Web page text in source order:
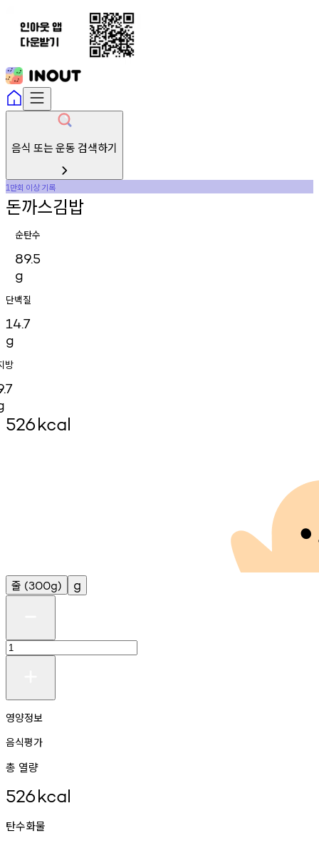
음식 또는 운동 검색하기
1만회 이상기록
돈까스김밥
순탄수
89.5
g
단백질
14.7
g
방
526kcal
줄 (300g) g
영양정보
음식평가
총 열량
526kcal
탄수화물